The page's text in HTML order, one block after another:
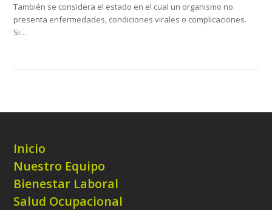
También se considera el estado en el cual un organismo no
presenta enfermedades, condiciones virales o complicaciones.
Si…
Inicio
Nuestro Equipo
Bienestar Laboral
Salud Ocupacional